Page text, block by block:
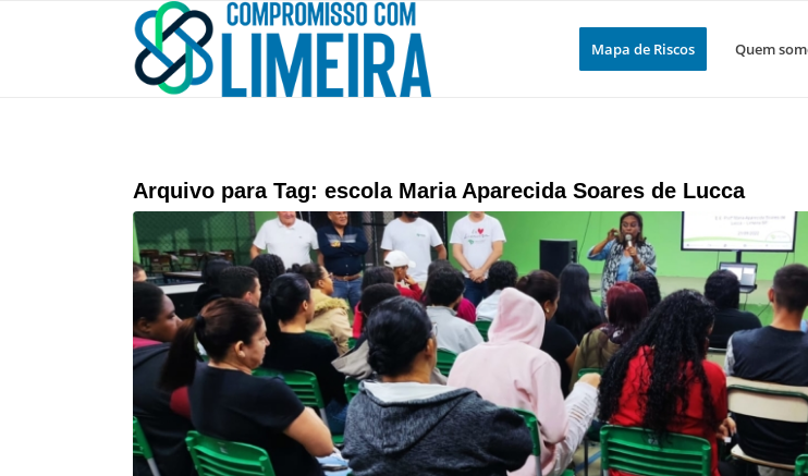
Mapa de Riscos Quem
Arquivo para Tag: escola Maria Aparecida Soares de Lucca